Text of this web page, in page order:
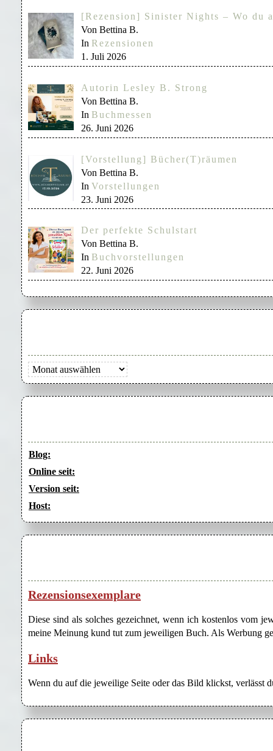
[Rezension] Sinister Nights – Wo du
Von Bettina B.
In Rezensionen
1. Juli 2026
Autorin Lesley B. Strong
Von Bettina B.
In Buchmessen
26. Juni 2026
[Vorstellung] Bücher(T)räumen
Von Bettina B.
In Vorstellungen
23. Juni 2026
Der perfekte Schulstart
Von Bettina B.
In Buchvorstellungen
22. Juni 2026
Archiv
Blog:
Online seit:
Version seit:
Host:
Rezensionsexemplare
Diese sind als solches gezeichnet, wenn ich kostenlos vom
meine Meinung kund tut zum jeweiligen Buch. Als Werbung
Links
Wenn du auf die jeweilige Seite oder das Bild klickst, verlässt